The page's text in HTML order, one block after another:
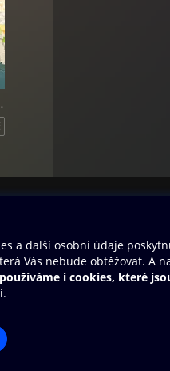
komiks 7